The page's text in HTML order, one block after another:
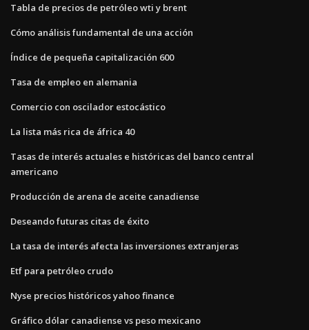
Tabla de precios de petróleo wti y brent
Cómo análisis fundamental de una acción
Índice de pequeña capitalización 600
Tasa de empleo en alemania
Comercio con oscilador estocástico
La lista más rica de áfrica 40
Tasas de interés actuales e históricas del banco central
americano
Producción de arena de aceite canadiense
Deseando futuras citas de éxito
La tasa de interés afecta las inversiones extranjeras
Etf para petróleo crudo
Nyse precios históricos yahoo finance
Gráfico dólar canadiense vs peso mexicano